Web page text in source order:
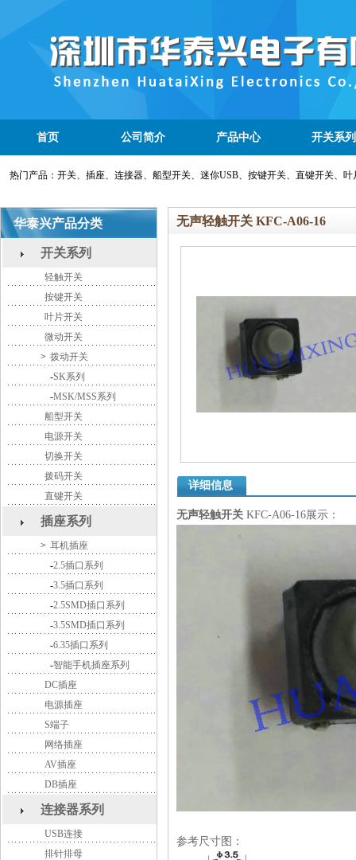
首页 公司简介 产品中心 开关系列
热门产品：开关、插座、连接器、船型开关、迷你USB、按键开关、直键开关、
华泰兴产品分类
开关系列
轻触开关
按键开关
叶片开关
微动开关
> 拨动开关
-SK系列
-MSK/MSS系列
船型开关
电源开关
切换开关
拨码开关
直键开关
插座系列
> 耳机插座
-2.5插口系列
-3.5插口系列
-2.5SMD插口系列
-3.5SMD插口系列
-6.35插口系列
-智能手机插座系列
DC插座
电源插座
S端子
网络插座
AV插座
DB插座
连接器系列
USB连接
排针排母
无声轻触开关 KFC-A06-16
详细信息
无声轻触开关 KFC-A06-16展示：
参考尺寸图：